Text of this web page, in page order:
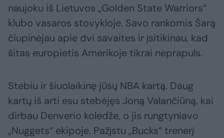
naujoku iš Lietuvos „Golden State Warriors“
klubo vasaros stovykloje. Savo rankomis Šarą
čiupinėjau apie dvi savaites ir įsitikinau, kad
šitas europietis Amerikoje tikrai neprapuls.
Stebiu ir šiuolaikinę jūsų NBA kartą. Daug
kartų iš arti esu stebėjęs Joną Valančiūną, kai
dirbau Denverio koledže, o jis rungtyniavo
„Nuggets“ ekipoje. Pažįstu „Bucks“ trenerį